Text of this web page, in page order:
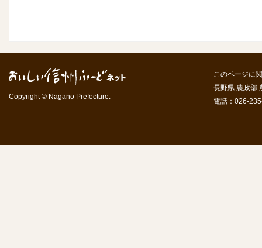
Copyright © Nagano Prefecture.
このページに
長野県 農政部
電話：026-